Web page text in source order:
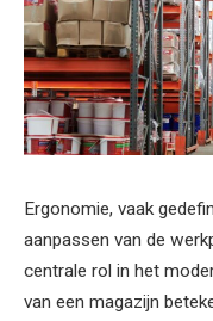
Ergonomie, vaak
aanpassen van de
centrale rol in het
van een magazijn